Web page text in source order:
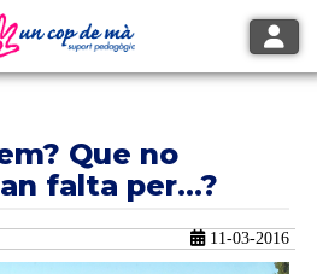
Que no
falta per...?
11-03-2016